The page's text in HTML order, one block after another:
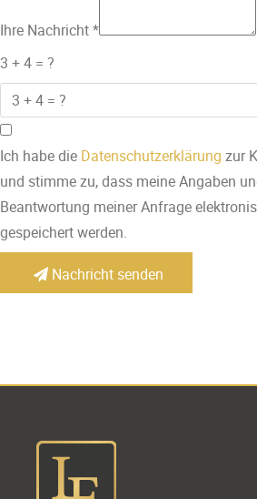
Ihre Nachricht*
3 + 4 = ?
Ich habe die Datenschutzerklärung zur
und stimme zu, dass meine Angaben
Beantwortung meiner Anfrage
gespeichert werden.
Nachricht senden